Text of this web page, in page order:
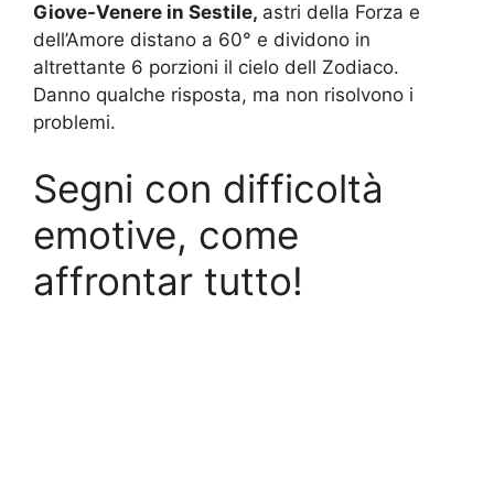
Giove-Venere in Sestile, astri della Forza e
dell’Amore distano a 60° e dividono in
altrettante 6 porzioni il cielo dell Zodiaco.
Danno qualche risposta, ma non risolvono i
problemi.
Segni con difficoltà
emotive, come
affrontar tutto!